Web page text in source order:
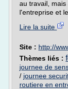
au travail,
l'entreprise et
Lire la suite
Site : http://
Thèmes liés :
journee de
/ journee
routiere en